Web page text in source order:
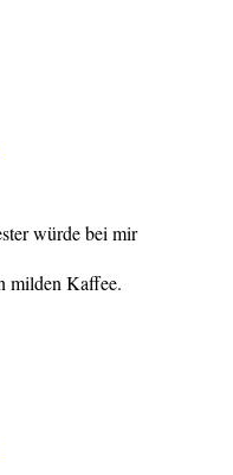
würde bei mir
milden Kaffee.